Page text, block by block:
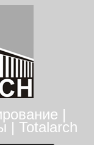
|
| Totalarch